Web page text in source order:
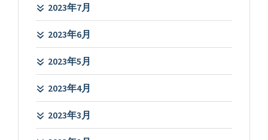
2023年7月
2023年6月
2023年5月
2023年4月
2023年3月